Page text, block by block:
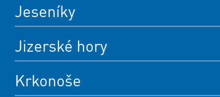
Jeseníky
Jizerské hory
Krkonoše